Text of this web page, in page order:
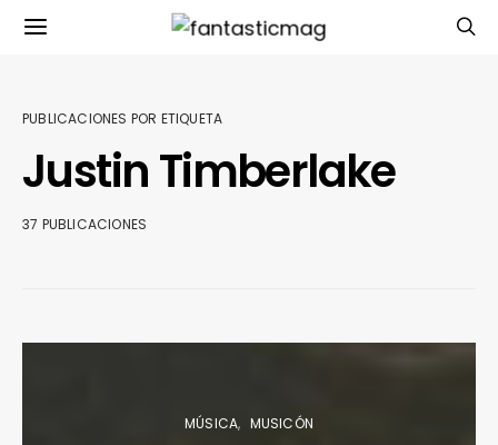
PUBLICACIONES POR ETIQUETA
Justin Timberlake
37 PUBLICACIONES
MÚSICA MUSICÓN